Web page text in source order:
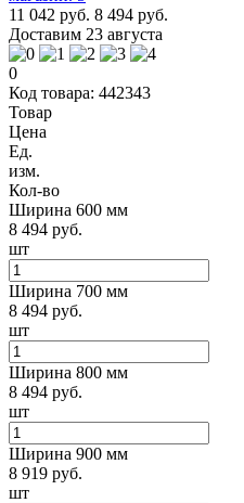
11 042 руб. 8 494 руб.
Доставим 23 августа
0
Код товара: 442343
Товар
Цена
Ед.
изм.
Кол-во
Ширина 600 мм
8 494 руб.
шт
Ширина 700 мм
8 494 руб.
шт
Ширина 800 мм
8 494 руб.
шт
Ширина 900 мм
8 919 руб.
шт